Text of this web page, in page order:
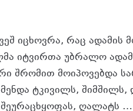
იცხოვრა, რაც ადამის
იტვირთა უბრალო
შრომით მოიპოვებდა
ტკივილს,
შეურაცხყოფას, ღალატს …